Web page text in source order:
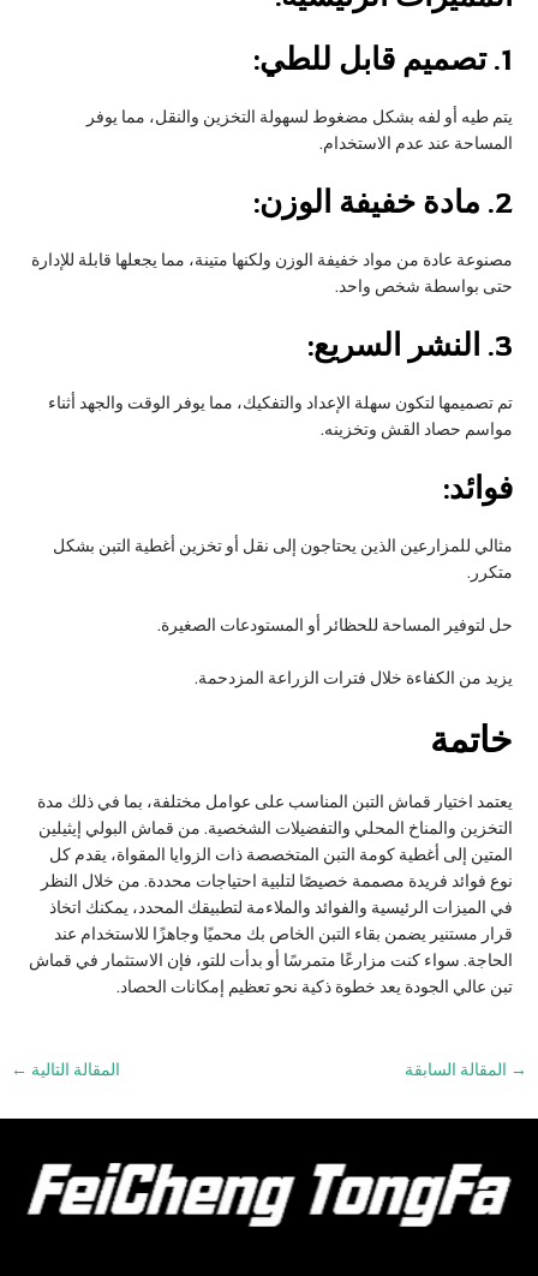
1. تصميم قابل للطي:
يتم طيه أو لفه بشكل مضغوط لسهولة التخزين والنقل، مما يوفر
المساحة عند عدم الاستخدام.
2. مادة خفيفة الوزن:
مصنوعة عادة من مواد خفيفة الوزن ولكنها متينة، مما يجعلها قابلة للإدارة
حتى بواسطة شخص واحد.
3. النشر السريع:
تم تصميمها لتكون سهلة الإعداد والتفكيك، مما يوفر الوقت والجهد أثناء
مواسم حصاد القش وتخزينه.
فوائد:
مثالي للمزارعين الذين يحتاجون إلى نقل أو تخزين أغطية التبن بشكل
متكرر.
حل لتوفير المساحة للحظائر أو المستودعات الصغيرة.
يزيد من الكفاءة خلال فترات الزراعة المزدحمة.
خاتمة
يعتمد اختيار قماش التبن المناسب على عوامل مختلفة، بما في ذلك مدة
التخزين والمناخ المحلي والتفضيلات الشخصية. من قماش البولي إيثيلين
المتين إلى أغطية كومة التبن المتخصصة ذات الزوايا المقواة، يقدم كل
نوع فوائد فريدة مصممة خصيصًا لتلبية احتياجات محددة. من خلال النظر
في الميزات الرئيسية والفوائد والملاءمة لتطبيقك المحدد، يمكنك اتخاذ
قرار مستنير يضمن بقاء التبن الخاص بك محميًا وجاهزًا للاستخدام عند
الحاجة. سواء كنت مزارعًا متمرسًا أو بدأت للتو، فإن الاستثمار في قماش
تبن عالي الجودة يعد خطوة ذكية نحو تعظيم إمكانات الحصاد.
التنقل
المشاركات
→ المقالة السابقة المقالة التالية ←